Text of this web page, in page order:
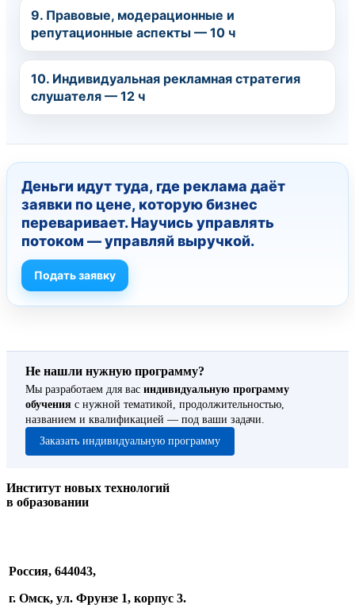
9. Правовые, модерационные и
репутационные аспекты — 10 ч
10. Индивидуальная рекламная стратегия
слушателя — 12 ч
Деньги идут туда, где реклама даёт
заявки по цене, которую бизнес
переваривает. Научись управлять
потоком — управляй выручкой.
Подать заявку
Не нашли нужную программу?
Мы разработаем для вас индивидуальную программу
обучения с нужной тематикой, продолжительностью,
названием и квалификацией — под ваши задачи.
Заказать индивидуальную программу
Институт новых технологий
в образовании
Россия, 644043,
г. Омск, ул. Фрунзе 1, корпус 3.